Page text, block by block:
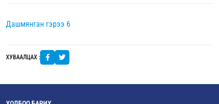
Дашмянган гэрээ 6
ХУВААЛЦАХ :